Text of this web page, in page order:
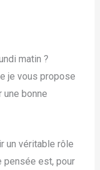
matin ?
je vous propose
bonne
un véritable rôle
pensée est, pour